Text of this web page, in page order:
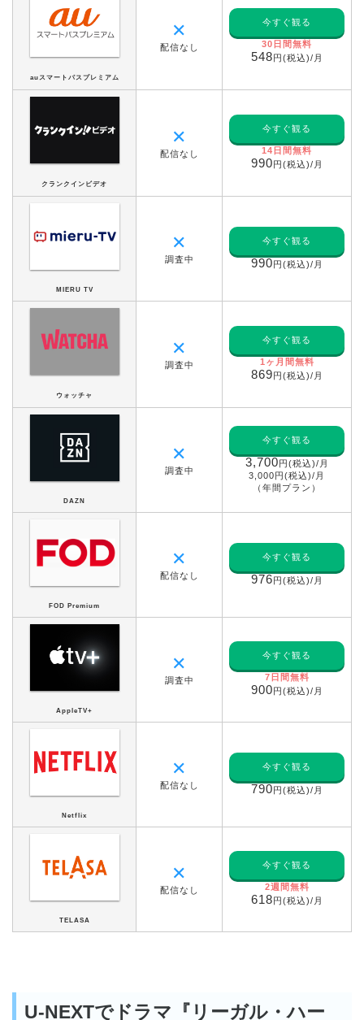
auスマートパスプレミアム
✕
配信なし
今すぐ観る
30日間無料
548円(税込)/月
クランクインビデオ
✕
配信なし
今すぐ観る
14日間無料
990円(税込)/月
MIERU TV
✕
調査中
今すぐ観る
990円(税込)/月
ウォッチャ
✕
調査中
今すぐ観る
1ヶ月間無料
869円(税込)/月
DAZN
✕
調査中
今すぐ観る
3,700円(税込)/月
3,000円(税込)/月
（年間プラン）
FOD Premium
✕
配信なし
今すぐ観る
976円(税込)/月
AppleTV+
✕
調査中
今すぐ観る
7日間無料
900円(税込)/月
Netflix
✕
配信なし
今すぐ観る
790円(税込)/月
TELASA
✕
配信なし
今すぐ観る
2週間無料
618円(税込)/月
U-NEXTでドラマ『リーガル・ハー